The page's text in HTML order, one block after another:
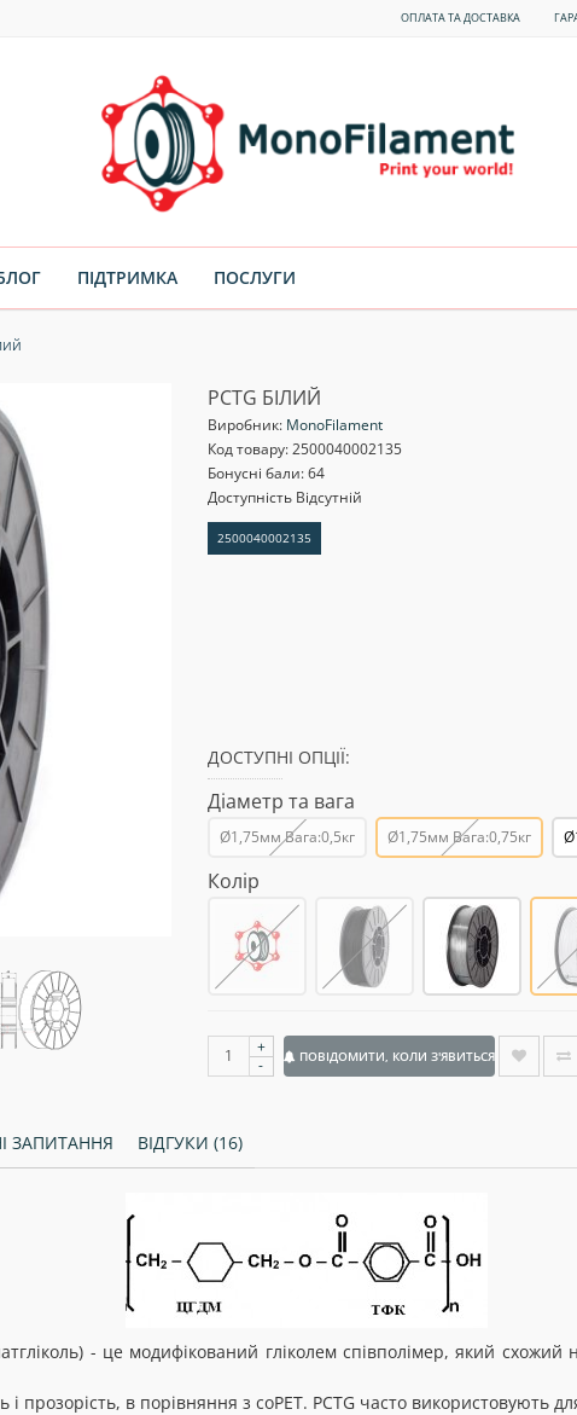
ОПЛАТА ТА ДОСТАВКА
ПІДТРИМКА ПОСЛУГИ
PCTG БІЛИЙ
Виробник: MonoFilament
Код товару:2500040002135
Бонусні бали: 64
Доступність Відсутній
2500040002135
ДОСТУПНІ ОПЦІЇ:
Діаметр та вага
Ø1,75мм Вага:0,5кг Ø1,75мм Вага:0,75кг
Колір
+
-
ПОВІДОМИТИ, КОЛИ З'ЯВИТЬСЯ
ЗАПИТАННЯ ВІДГУКИ (16)
- це модифікований гліколем співполімер, який схожий
і прозорість, в порівняння з coPET. PCTG часто використовують